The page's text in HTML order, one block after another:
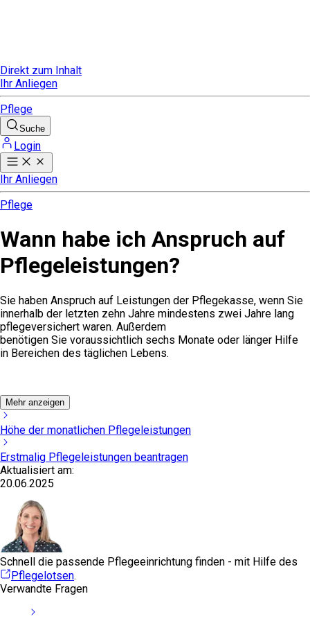
Direkt zum Inhalt
Ihr Anliegen
Pflege
Suche
Login
Ihr Anliegen
Pflege
Wann habe ich Anspruch auf
Pflegeleistungen?
Sie haben Anspruch auf Leistungen der Pflegekasse, wenn Sie
innerhalb der letzten zehn Jahre mindestens zwei Jahre lang
pflegeversichert waren. Außerdem
benötigen Sie voraussichtlich sechs Monate oder länger Hilfe
in Bereichen des täglichen Lebens.
Mehr anzeigen
Höhe der monatlichen Pflegeleistungen
Erstmalig Pflegeleistungen beantragen
Aktualisiert am:
20.06.2025
Schnell die passende Pflegeeinrichtung finden - mit Hilfe des
Pflegelotsen.
Verwandte Fragen